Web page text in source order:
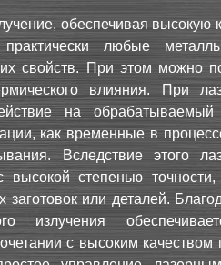
обеспечивая высокую
практически любые
свойств. При этом можно
влияния. При
на
как временные в
Вследствие этого
высокой степенью
или деталей.
излучения
с высоким качеством